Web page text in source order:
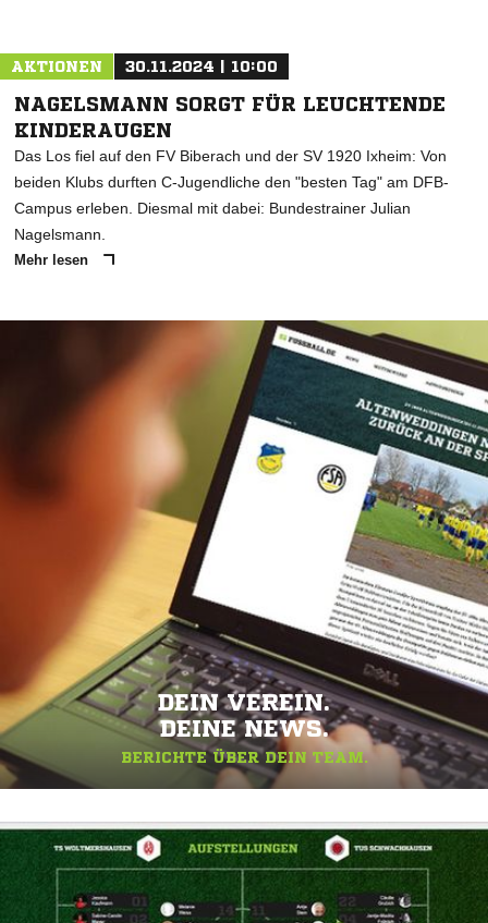
AKTIONEN 30.11.2024 | 10:00
NAGELSMANN SORGT FÜR LEUCHTENDE
KINDERAUGEN
Das Los fiel auf den FV Biberach und der SV 1920 Ixheim: Von
beiden Klubs durften C-Jugendliche den "besten Tag" am DFB-
Campus erleben. Diesmal mit dabei: Bundestrainer Julian
Nagelsmann.
Mehr lesen
DEIN VEREIN.
DEINE NEWS.
BERICHTE ÜBER DEIN TEAM.